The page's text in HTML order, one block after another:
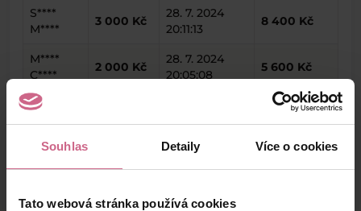
Souhlas Detaily Více o cookies
Tato webová stránka používá cookies
S****
M****
3 000 Kč
28. 7. 2024
20:11:13
8 400 Kč
M****
C****
2 000 Kč
28. 7. 2024
20:05:08
5 600 Kč
R****
H****
20:02:25
6 160 Kč
keyboard_arrow_left 1 2 … 6 keyboard_arrow_right